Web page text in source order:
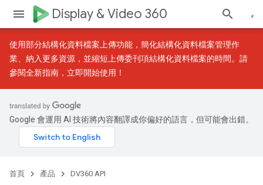
Display & Video 360
使用部分結構化資料檔案上傳功能，簡化結構化資料檔案管理作
業、納入更多資源，並縮短上傳委刊項結構化資料檔案的時間。請
參閱全新指南 ，立即開始使用！
Google 會運用 AI 技術將內容翻譯成你偏好的語言，但可能會出錯。
首頁 產品 DV360 API